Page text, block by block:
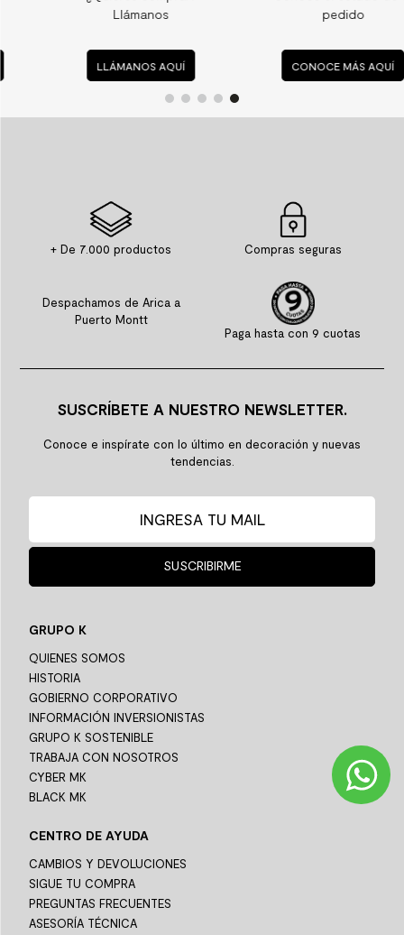
Llámanos
LLÁMANOS AQUÍ
pedido
CONOCE MÁS AQUÍ
+ De 7.000 productos Compras seguras
Despachamos de Arica a
Puerto Montt
Paga hasta con 9 cuotas
SUSCRÍBETE A NUESTRO NEWSLETTER.
Conoce e inspírate con lo último en decoración y nuevas
tendencias.
SUSCRIBIRME
GRUPO K
QUIENES SOMOS
HISTORIA
GOBIERNO CORPORATIVO
INFORMACIÓN INVERSIONISTAS
GRUPO K SOSTENIBLE
TRABAJA CON NOSOTROS
CYBER MK
BLACK MK
CENTRO DE AYUDA
CAMBIOS Y DEVOLUCIONES
SIGUE TU COMPRA
PREGUNTAS FRECUENTES
ASESORÍA TÉCNICA